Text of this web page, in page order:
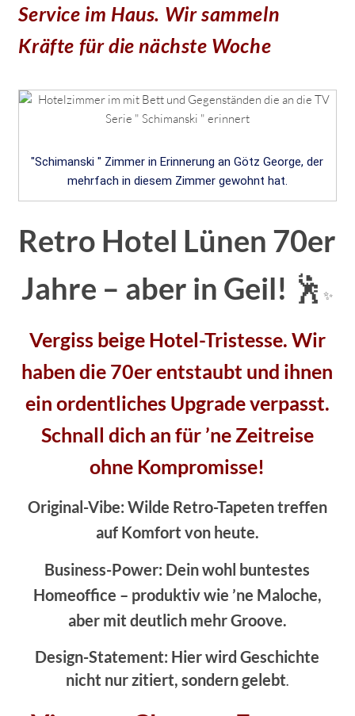
Service im Haus. Wir sammeln
Kräfte für die nächste Woche
"Schimanski " Zimmer in Erinnerung an Götz George, der
mehrfach in diesem Zimmer gewohnt hat.
Retro Hotel Lünen 70er
Jahre – aber in Geil! 🕺✨
Vergiss beige Hotel-Tristesse. Wir
haben die 70er entstaubt und ihnen
ein ordentliches Upgrade verpasst.
Schnall dich an für ’ne Zeitreise
ohne Kompromisse!
Original-Vibe: Wilde Retro-Tapeten treffen
auf Komfort von heute.
Business-Power: Dein wohl buntestes
Homeoffice – produktiv wie ’ne Maloche,
aber mit deutlich mehr Groove.
Design-Statement: Hier wird Geschichte
nicht nur zitiert, sondern gelebt.